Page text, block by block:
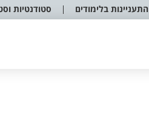
התעניינות בלימודים סטודנטיות